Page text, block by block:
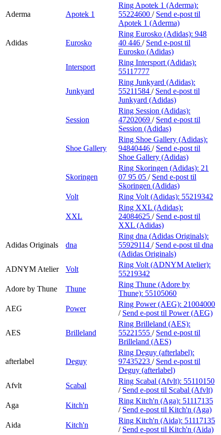
Aderma Apotek 1
Ring Apotek 1 (Aderma):
55224600 / Send e-post til
Apotek 1 (Aderma)
Adidas Eurosko
Ring Eurosko (Adidas): 948
40 446 / Send e-post til
Eurosko (Adidas)
Intersport
Ring Intersport (Adidas):
55117777
Junkyard
Ring Junkyard (Adidas):
55211584 / Send e-post til
Junkyard (Adidas)
Session
Ring Session (Adidas):
47202069 / Send e-post til
Session (Adidas)
Shoe Gallery
Ring Shoe Gallery (Adidas):
94840446 / Send e-post til
Shoe Gallery (Adidas)
Skoringen
Ring Skoringen (Adidas): 21
07 95 05 / Send e-post til
Skoringen (Adidas)
Volt
Ring Volt (Adidas): 55219342
XXL
Ring XXL (Adidas):
24084625 / Send e-post til
XXL (Adidas)
Adidas Originals dna
Ring dna (Adidas Originals):
55929114 / Send e-post til dna
(Adidas Originals)
ADNYM Atelier
Volt
Ring Volt (ADNYM Atelier):
55219342
Adore by Thune
Thune
Ring Thune (Adore by
Thune): 55105060
AEG
Power
Ring Power (AEG): 21004000
/ Send e-post til Power (AEG)
AES Brilleland
Ring Brilleland (AES):
55221555 / Send e-post til
Brilleland (AES)
afterlabel Deguy
Ring Deguy (afterlabel):
97435223 / Send e-post til
Deguy (afterlabel)
Afvlt
Scabal
Ring Scabal (Afvlt): 55110150
/ Send e-post til Scabal (Afvlt)
Aga
Kitch'n
Ring Kitch'n (Aga): 51117135
/ Send e-post til Kitch'n (Aga)
Aida
Kitch'n
Ring Kitch'n (Aida): 51117135
/ Send e-post til Kitch'n (Aida)